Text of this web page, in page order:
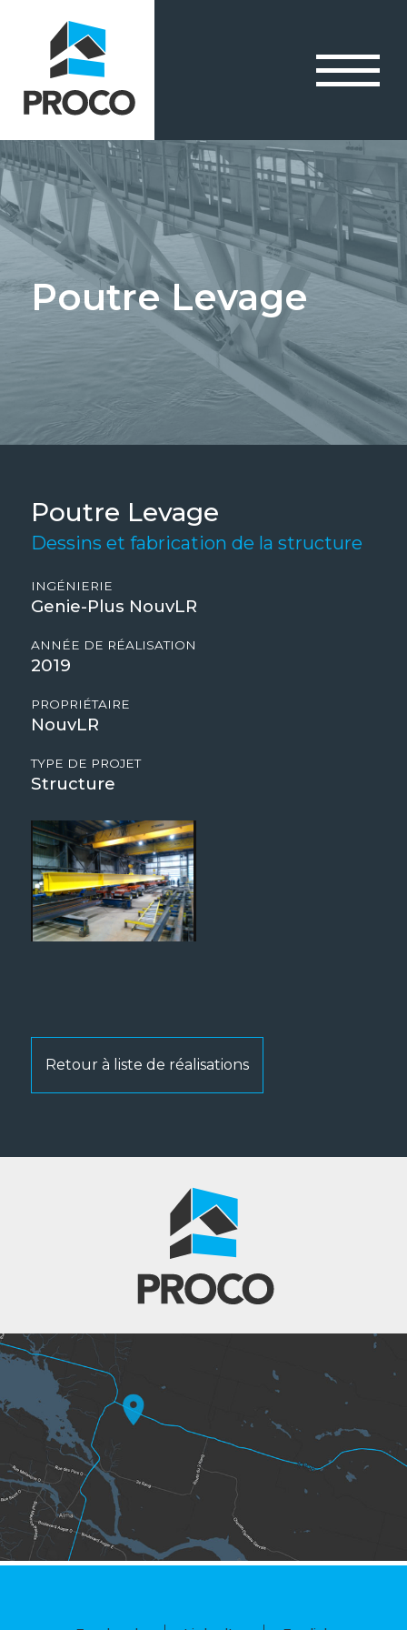
Poutre Levage
Poutre Levage
Dessins et fabrication de la structure
INGÉNIERIE
Genie-Plus NouvLR
ANNÉE DE RÉALISATION
2019
PROPRIÉTAIRE
NouvLR
TYPE DE PROJET
Structure
Retour à liste de réalisations